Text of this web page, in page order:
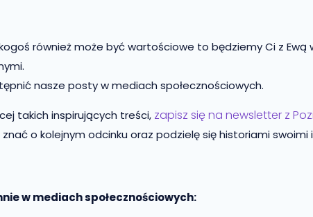
również może być wartościowe to będziemy Ci z Ewą
nasze posty w mediach społecznościowych.
takich inspirujących treści, zapisz się na newsletter z
o kolejnym odcinku oraz podzielę się historiami swoimi
w mediach społecznościowych: